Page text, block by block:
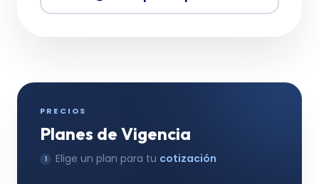
PRECIOS
Planes de Vigencia
1 Elige un plan para tu cotización